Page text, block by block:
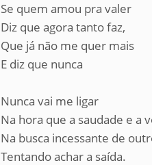
Se quem amou pra valer
Diz que agora tanto faz,
Que já não me quer mais
E diz que nunca
Nunca vai me ligar
Na hora que a saudade e a
Na busca incessante de
Tentando achar a saída.